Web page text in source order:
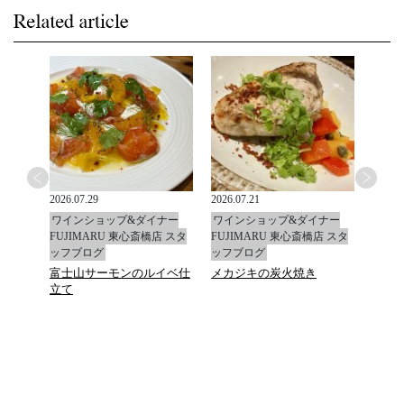
2026.07.29
ワインショップ&ダイナー
FUJIMARU 東心斎橋店 スタ
ッフブログ
富士山サーモンのルイベ仕
立て
2026.07.21
ワインショップ&ダイナー
FUJIMARU 東心斎橋店 スタ
ッフブログ
メカジキの炭火焼き